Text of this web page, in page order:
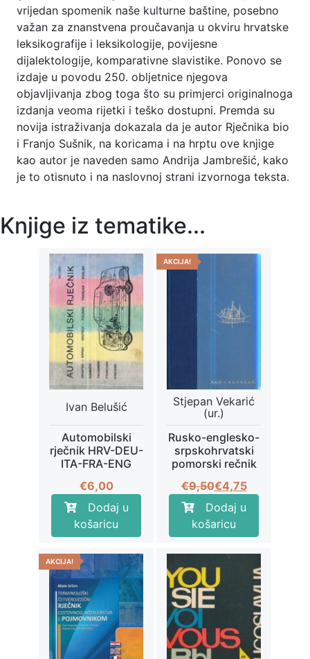
vrijedan spomenik naše kulturne baštine, posebno
važan za znanstvena proučavanja u okviru hrvatske
leksikografije i leksikologije, povijesne
dijalektologije, komparativne slavistike. Ponovo se
izdaje u povodu 250. obljetnice njegova
objavljivanja zbog toga što su primjerci originalnoga
izdanja veoma rijetki i teško dostupni. Premda su
novija istraživanja dokazala da je autor Rječnika bio
i Franjo Sušnik, na koricama i na hrptu ove knjige
kao autor je naveden samo Andrija Jambrešić, kako
je to otisnuto i na naslovnoj strani izvornoga teksta.
Knjige iz tematike...
Ivan Belušić
Automobilski
rječnik HRV-DEU-
ITA-FRA-ENG
€6,00
Dodaj u
košaricu
AKCIJA!
Stjepan Vekarić
(ur.)
Rusko-englesko-
srpskohrvatski
pomorski rečnik
€9,50Izvorna
cijena
bila
je:
€9,50.
€4,75
Trenutna
cijena
je:
€4,75.
Dodaj u
košaricu
AKCIJA!